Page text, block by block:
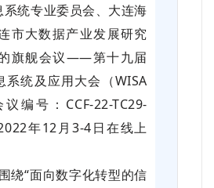
系统专业委员会、大连海
市大数据产业发展研究
旗舰会议——第十九届
系统及应用大会（WISA
编号：CCF-22-TC29-
年12月3-4日在线上
“面向数字化转型的信